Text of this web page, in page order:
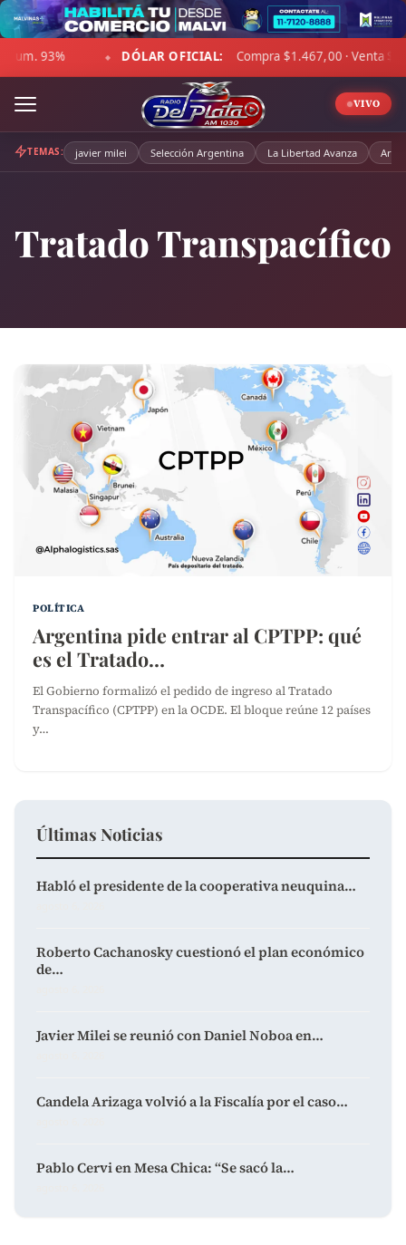
Skip
to
content
DÓLAR OFICIAL: Compra $1.467,00 · Venta $1.518,00 ◆ ☁
VIVO
TEMAS: javier milei Selección Argentina La Libertad Avanza
Tratado Transpacífico
POLÍTICA
Argentina pide entrar al CPTPP: qué
es el Tratado…
El Gobierno formalizó el pedido de ingreso al Tratado
Transpacífico (CPTPP) en la OCDE. El bloque reúne 12 países
y…
Últimas Noticias
Habló el presidente de la cooperativa neuquina…
Roberto Cachanosky cuestionó el plan económico
de…
Javier Milei se reunió con Daniel Noboa en…
Candela Arizaga volvió a la Fiscalía por el caso…
Pablo Cervi en Mesa Chica: “Se sacó la…